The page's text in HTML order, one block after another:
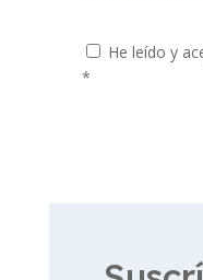
He leído y
*